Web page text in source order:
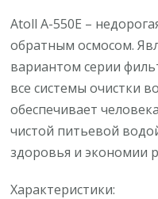
Atoll А-550Е –
обратным осмосом.
вариантом серии
все системы очистки
обеспечивает
чистой питьевой
здоровья и экономии
Характеристики: